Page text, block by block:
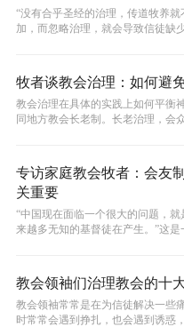
“没有合乎圣经的治理，传道牧养
加，而忽略治理，就会导致信徒缺
牧者谈教会治理：如何避
教会治理在具体的实践上如何平衡
同地方教会长老制。长老治理，会
专访家庭教会牧者：会友
关重要
“中国现在面临一个很大的问题，
来越多无知的基督徒在产生。”这是
教会领袖们治理教会的十
教会领袖常常是在为信徒解决一些
时常常会遇到挣扎，也会遇到诱惑